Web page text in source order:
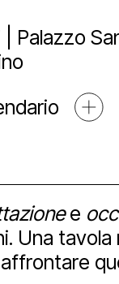
Palazzo
e
Una